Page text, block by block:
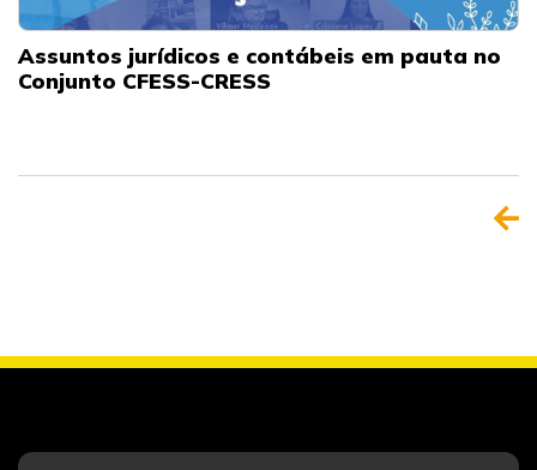
Assuntos jurídicos e contábeis em pauta no
Conjunto CFESS-CRESS